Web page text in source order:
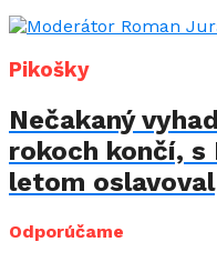
Pikošky
Nečakaný
rokoch končí,
letom oslavoval
Odporúčame